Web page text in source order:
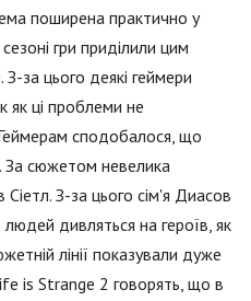
поширена практично у
гри приділили цим
за цього деякі геймери
як ці проблеми не
Геймерам сподобалося, що
За сюжетом невелика
З-за цього сім'я Диасов
дивляться на героїв, як
лінії показували дуже
is Strange 2 говорять, що в